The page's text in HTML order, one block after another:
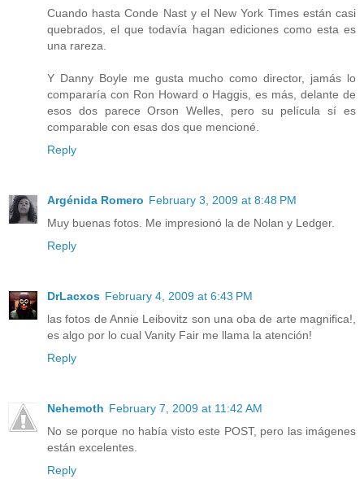
Cuando hasta Conde Nast y el New York Times están casi
quebrados, el que todavía hagan ediciones como esta es
una rareza.
Y Danny Boyle me gusta mucho como director, jamás lo
compararía con Ron Howard o Haggis, es más, delante de
esos dos parece Orson Welles, pero su película sí es
comparable con esas dos que mencioné.
Reply
Argénida Romero February 3, 2009 at 8:48 PM
Muy buenas fotos. Me impresionó la de Nolan y Ledger.
Reply
DrLacxos February 4, 2009 at 6:43 PM
las fotos de Annie Leibovitz son una oba de arte magnifica!,
es algo por lo cual Vanity Fair me llama la atención!
Reply
Nehemoth February 7, 2009 at 11:42 AM
No se porque no había visto este POST, pero las imágenes
están excelentes.
Reply